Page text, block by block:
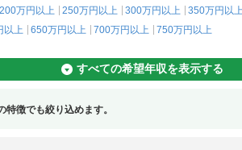
200万円以上 250万円以上 300万円以上
350万円以
以上 650万円以上 700万円以上 750万円以上
すべての希望年収を表示する
徴でも絞り込めます。